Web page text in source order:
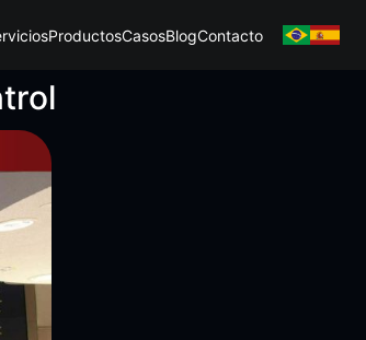
ProductosCasosBlogContacto